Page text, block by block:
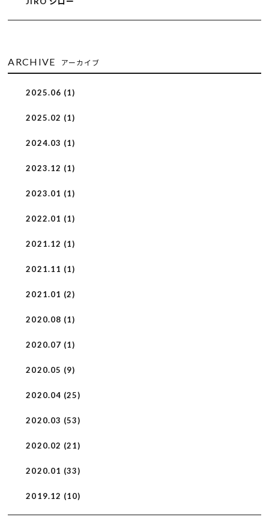
ARCHIVE アーカイブ
2025.06 (1)
2025.02 (1)
2024.03 (1)
2023.12 (1)
2023.01 (1)
2022.01 (1)
2021.12 (1)
2021.11 (1)
2021.01 (2)
2020.08 (1)
2020.07 (1)
2020.05 (9)
2020.04 (25)
2020.03 (53)
2020.02 (21)
2020.01 (33)
2019.12 (10)